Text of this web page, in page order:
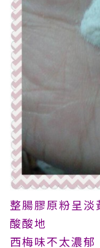
整腸膠原粉呈
酸酸地
西梅味不太濃